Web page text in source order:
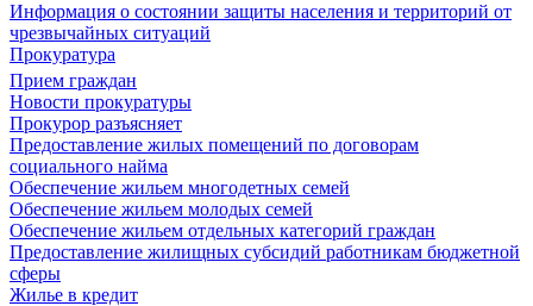
Информация о состоянии защиты населения и территорий от
чрезвычайных ситуаций
Прокуратура
Прием граждан
Новости прокуратуры
Прокурор разъясняет
Предоставление жилых помещений по договорам
социального найма
Обеспечение жильем многодетных семей
Обеспечение жильем молодых семей
Обеспечение жильем отдельных категорий граждан
Предоставление жилищных субсидий работникам бюджетной
сферы
Жилье в кредит